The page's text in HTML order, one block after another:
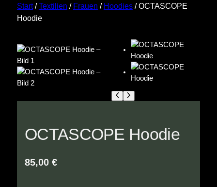
Start/Textilien / Frauen / Hoodies/ OCTASCOPE
Hoodie
OCTASCOPE Hoodie
85,00 €